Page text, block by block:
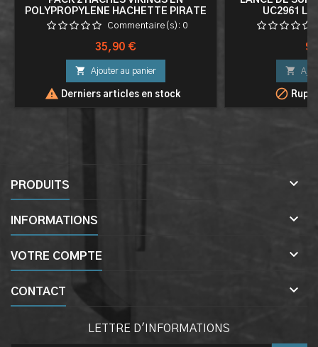
POLYPROPYLENE HACHETTE PIRATE
Commentaire(s): 0
Prix
35,90 €
 Ajouter au panier
 Derniers articles en stock
UC2961


PRODUITS 
INFORMATIONS 
VOTRE COMPTE 
CONTACT 
LETTRE D'INFORMATIONS